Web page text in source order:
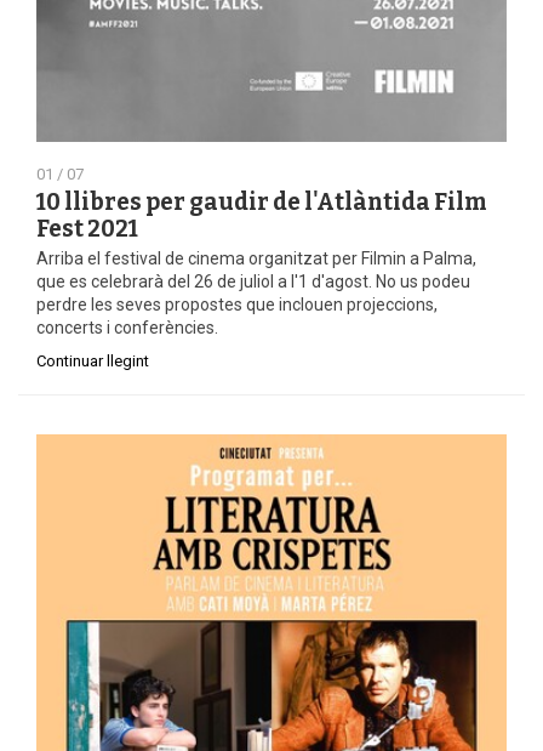
01 / 07
10 llibres per gaudir de l'Atlàntida Film
Fest 2021
Arriba el festival de cinema organitzat per Filmin a Palma,
que es celebrarà del 26 de juliol a l'1 d'agost. No us podeu
perdre les seves propostes que inclouen projeccions,
concerts i conferències.
Continuar llegint